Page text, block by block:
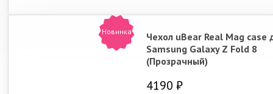
Новинка
Чехол uBear Real Mag case
Samsung Galaxy Z Fold 8
(Прозрачный)
4190 ₽